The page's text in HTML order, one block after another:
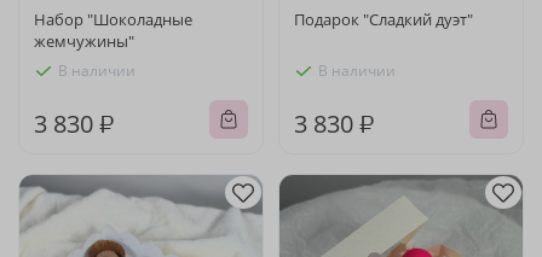
Набор "Шоколадные
жемчужины"
В наличии
3 830 ₽
Подарок "Сладкий дуэт"
В наличии
3 830 ₽